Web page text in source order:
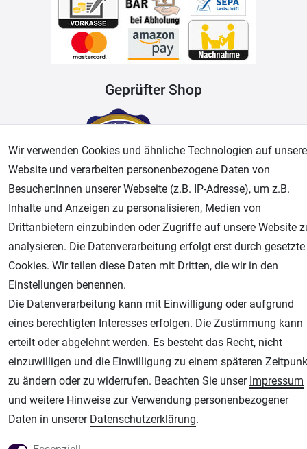
Geprüfter Shop
AGB Widerrufsrecht Datenschutz Impressum
Unsere weiteren Shops:
Airbrush-City
Fachhandel für: Airbrushpistolen, Kompressoren, Airbrushfarben
Modellbau-City
Modellbau Shop
Plotter-City
Schneideplotter, Transferpressen, Siebdruck und Plotterfolien
Im Shop Kaufen
Küchen Zubehör - Haus/Garten - Tierbedarf
Wir verwenden Cookies und ähnliche Technologien auf
Website und verarbeiten personenbezogene Daten von
Besucher:innen unserer Webseite (z.B. IP-Adresse), um z.B.
Inhalte und Anzeigen zu personalisieren, Medien von
Drittanbietern einzubinden oder Zugriffe auf unsere Website
analysieren. Die Datenverarbeitung erfolgt erst durch gesetzte
Cookies. Wir teilen diese Daten mit Dritten, die wir in den
Einstellungen benennen.
Die Datenverarbeitung kann mit Einwilligung oder aufgrund
eines berechtigten Interesses erfolgen. Die Zustimmung kann
erteilt oder abgelehnt werden. Es besteht das Recht, nicht
einzuwilligen und die Einwilligung zu einem späteren
zu ändern oder zu widerrufen. Beachten Sie unser Impressum
und weitere Hinweise zur Verwendung personenbezogener
Daten in unserer Daten­schutz­erklärung.